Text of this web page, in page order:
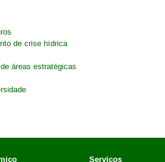
de crise hídrica
áreas estratégicas
Serviços